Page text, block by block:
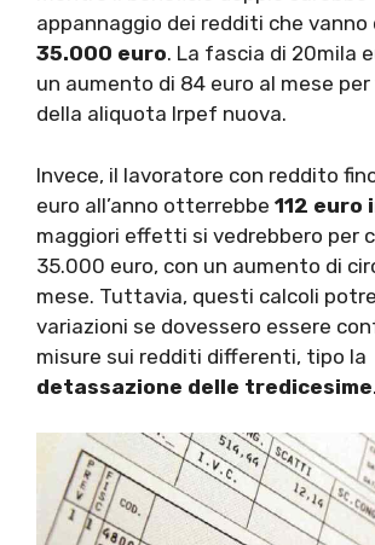
appannaggio dei redditi che vanno
35.000 euro. La fascia di 20mila
un aumento di 84 euro al mese per
della aliquota Irpef nuova.
Invece, il lavoratore con reddito
euro all’anno otterrebbe 112 euro
maggiori effetti si vedrebbero per
35.000 euro, con un aumento di
mese. Tuttavia, questi calcoli
variazioni se dovessero essere
misure sui redditi differenti, tipo la
detassazione delle tredicesime.